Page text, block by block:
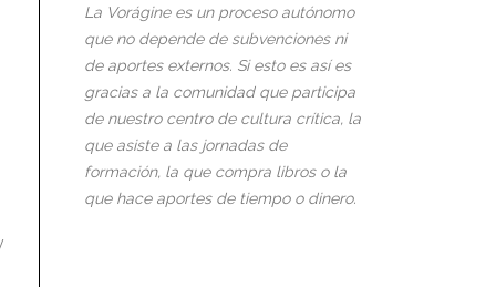
La Vorágine es un proceso autónomo
que no depende de subvenciones ni
de aportes externos. Si esto es así es
gracias a la comunidad que participa
de nuestro centro de cultura crítica, la
que asiste a las jornadas de
formación, la que compra libros o la
que hace aportes de tiempo o dinero.